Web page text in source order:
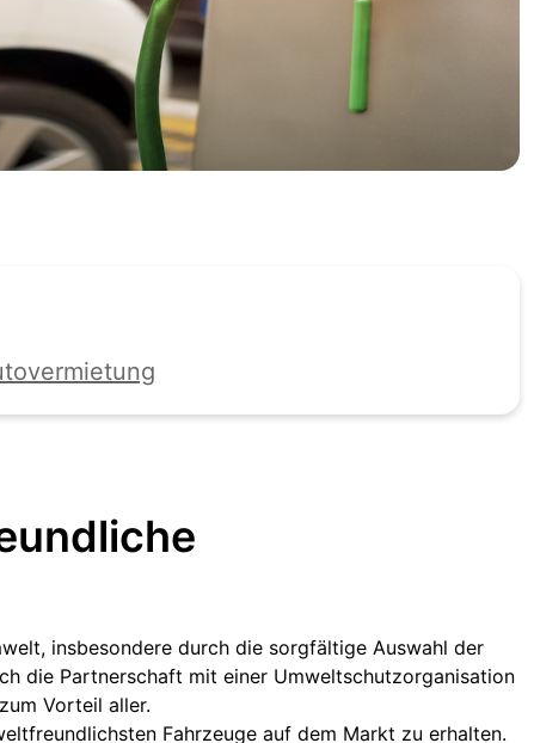
insbesondere durch die sorgfältige Auswahl der
die Partnerschaft mit einer Umweltschutzorganisation
Vorteil aller.
Fahrzeuge auf dem Markt zu erhalten.